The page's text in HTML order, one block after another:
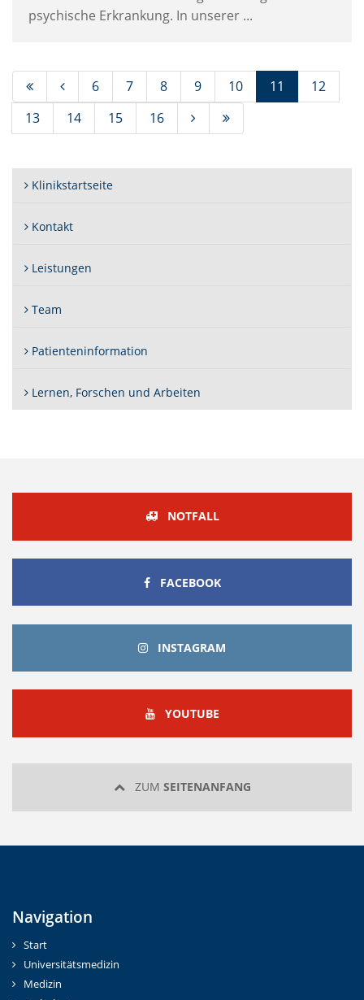
psychische Erkrankung. In unserer ...
6 7 8 9 10 11 (Standort)
12
13
14 15 16
Klinikstartseite
Kontakt
Leistungen
Team
Patienteninformation
Lernen, Forschen und Arbeiten
NOTFALL
FACEBOOKFACEBOOK
INSTAGRAM
YOUTUBEYOUTUBE
ZUM SEITENANFANG
Navigation
Start
Universitätsmedizin
Medizin